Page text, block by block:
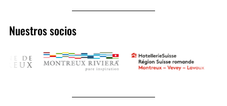
Nuestros socios